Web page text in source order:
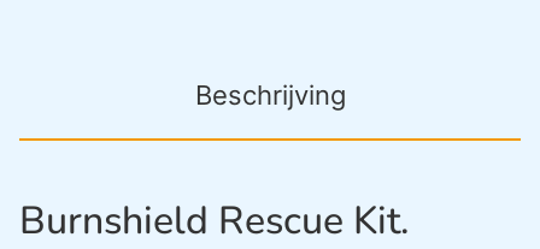
Beschrijving
Burnshield Rescue Kit.